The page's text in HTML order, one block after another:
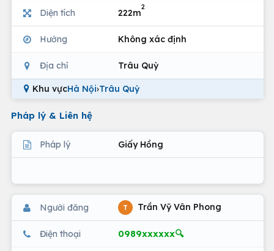
Diện tích 222m
2
Hướng Không xác định
Địa chỉ Trâu Quỳ
Khu vựcHà Nội›Trâu Quỳ
Pháp lý & Liên hệ
Pháp lý Giấy Hồng
Người đăng T Trần Vỹ Vân Phong
Điện thoại 0989xxxxxx🔍